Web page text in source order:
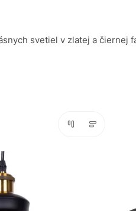
svetiel v zlatej a čiernej